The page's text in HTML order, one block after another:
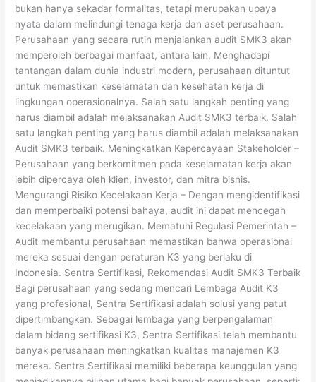
bukan hanya sekadar formalitas, tetapi merupakan upaya
nyata dalam melindungi tenaga kerja dan aset perusahaan.
Perusahaan yang secara rutin menjalankan audit SMK3 akan
memperoleh berbagai manfaat, antara lain, Menghadapi
tantangan dalam dunia industri modern, perusahaan dituntut
untuk memastikan keselamatan dan kesehatan kerja di
lingkungan operasionalnya. Salah satu langkah penting yang
harus diambil adalah melaksanakan Audit SMK3 terbaik. Salah
satu langkah penting yang harus diambil adalah melaksanakan
Audit SMK3 terbaik. Meningkatkan Kepercayaan Stakeholder –
Perusahaan yang berkomitmen pada keselamatan kerja akan
lebih dipercaya oleh klien, investor, dan mitra bisnis.
Mengurangi Risiko Kecelakaan Kerja – Dengan mengidentifikasi
dan memperbaiki potensi bahaya, audit ini dapat mencegah
kecelakaan yang merugikan. Mematuhi Regulasi Pemerintah –
Audit membantu perusahaan memastikan bahwa operasional
mereka sesuai dengan peraturan K3 yang berlaku di
Indonesia. Sentra Sertifikasi, Rekomendasi Audit SMK3 Terbaik
Bagi perusahaan yang sedang mencari Lembaga Audit K3
yang profesional, Sentra Sertifikasi adalah solusi yang patut
dipertimbangkan. Sebagai lembaga yang berpengalaman
dalam bidang sertifikasi K3, Sentra Sertifikasi telah membantu
banyak perusahaan meningkatkan kualitas manajemen K3
mereka. Sentra Sertifikasi memiliki beberapa keunggulan yang